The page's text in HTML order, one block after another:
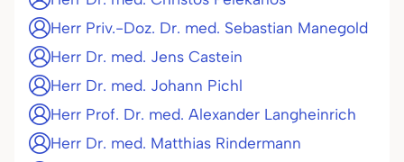
Herr Priv.-Doz. Dr. med. Sebastian Manegold
Herr Dr. med. Jens Castein
Herr Dr. med. Johann Pichl
Herr Prof. Dr. med. Alexander Langheinrich
Herr Dr. med. Matthias Rindermann